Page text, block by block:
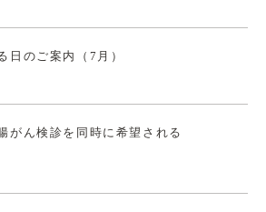
日のご案内（7月）
がん検診を同時に希望される